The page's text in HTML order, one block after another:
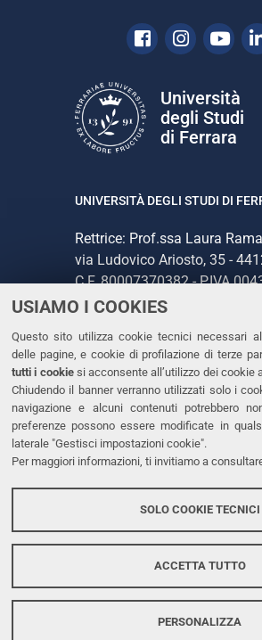
USIAMO I COOKIES
Questo sito utilizza cookie tecnici necessari
delle pagine, e cookie di profilazione di terze
tutti i cookiesi acconsente all’utilizzo dei cookie
Chiudendo il banner verranno utilizzati solo i
navigazione e alcuni contenuti potrebbero
preferenze possono essere modificate in
laterale "Gestisci impostazioni cookie".
Per maggiori informazioni, ti invitiamo a
SOLO COOKIE TECNICI
ACCETTA TUTTO
PERSONALIZZA
Facebook
Università
degli Studi
di Ferrara
UNIVERSITÀ DEGLI STUDI DI
Rettrice: Prof.ssa Laura
via Ludovico Ariosto, 35 -
C.F. 80007370382 - P.IVA
CONTATTI
Tel. +39 0532 293111
Fax. +39 0532 293031
PEC
LINKS
Accessibilità
Protezione dati personali